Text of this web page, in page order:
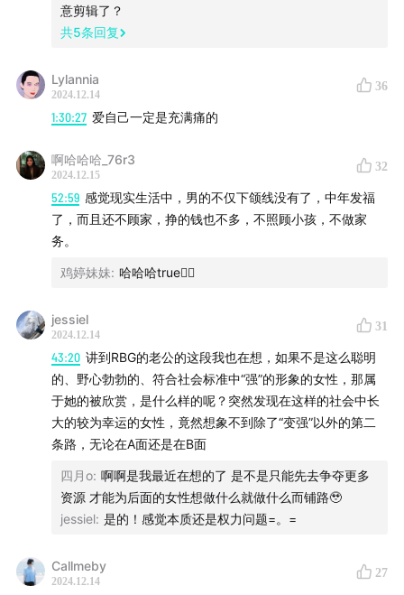
意剪辑了？
共5条回复
Lylannia
2024.12.14
36
1:30:27 爱自己一定是充满痛的
啊哈哈哈_76r3
2024.12.15
32
52:59 感觉现实生活中，男的不仅下颌线没有了，中年发福
了，而且还不顾家，挣的钱也不多，不照顾小孩，不做家
务。
鸡婷妹妹: 哈哈哈true🙂‍↕️
jessiel
2024.12.14
31
43:20 讲到RBG的老公的这段我也在想，如果不是这么聪明
的、野心勃勃的、符合社会标准中“强”的形象的女性，那属
于她的被欣赏，是什么样的呢？突然发现在这样的社会中长
大的较为幸运的女性，竟然想象不到除了“变强”以外的第二
条路，无论在A面还是在B面
四月o: 啊啊是我最近在想的了 是不是只能先去争夺更多
资源 才能为后面的女性想做什么就做什么而铺路🥹
jessiel: 是的！感觉本质还是权力问题=。=
Callmeby
2024.12.14
27